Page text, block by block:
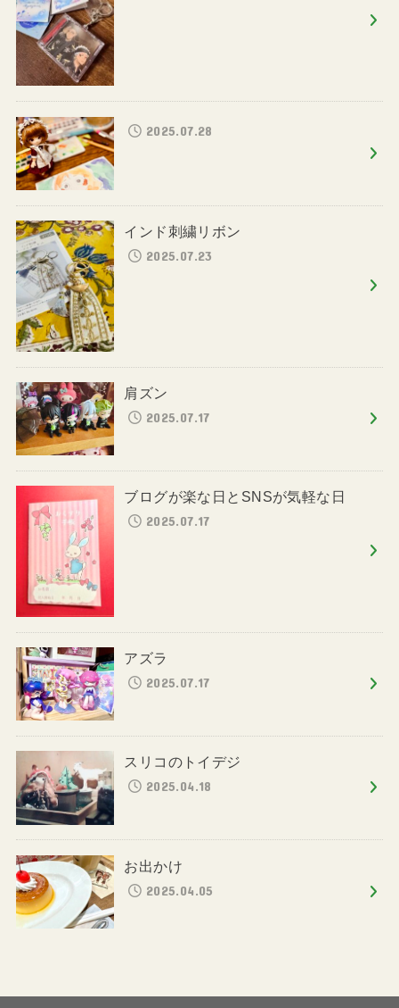
2025.07.28
インド刺繍リボン
2025.07.23
肩ズン
2025.07.17
ブログが楽な日とSNSが気軽な日
2025.07.17
アズラ
2025.07.17
スリコのトイデジ
2025.04.18
お出かけ
2025.04.05